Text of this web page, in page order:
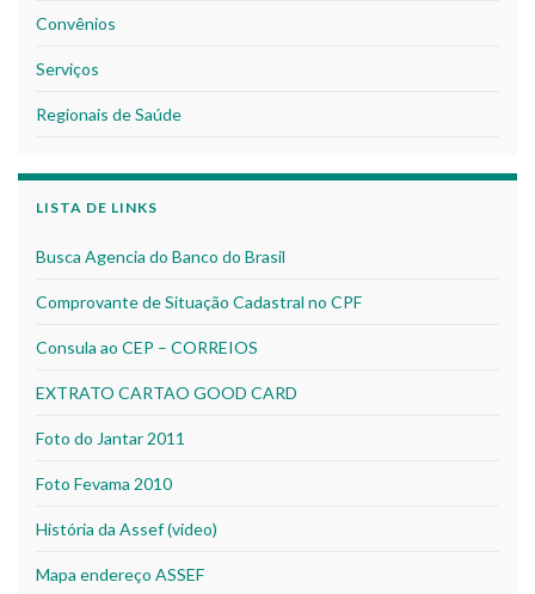
Convênios
Serviços
Regionais de Saúde
LISTA DE LINKS
Busca Agencia do Banco do Brasil
Comprovante de Situação Cadastral no CPF
Consula ao CEP – CORREIOS
EXTRATO CARTAO GOOD CARD
Foto do Jantar 2011
Foto Fevama 2010
História da Assef (video)
Mapa endereço ASSEF